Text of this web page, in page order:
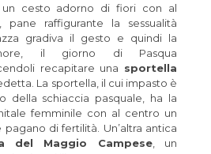
un cesto adorno di fiori con al
, pane raffigurante la sessualità
gradiva il gesto e quindi la
il giorno di Pasqua
recapitare una sportella
La sportella, il cui impasto è
della schiaccia pasquale, ha la
femminile con al centro un
di fertilità. Un’altra antica
del Maggio Campese, un